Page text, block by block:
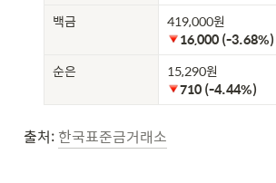
백금
16,000 (-3.68%)
순은
710 (-4.44%)
출처: 한국표준금거래소